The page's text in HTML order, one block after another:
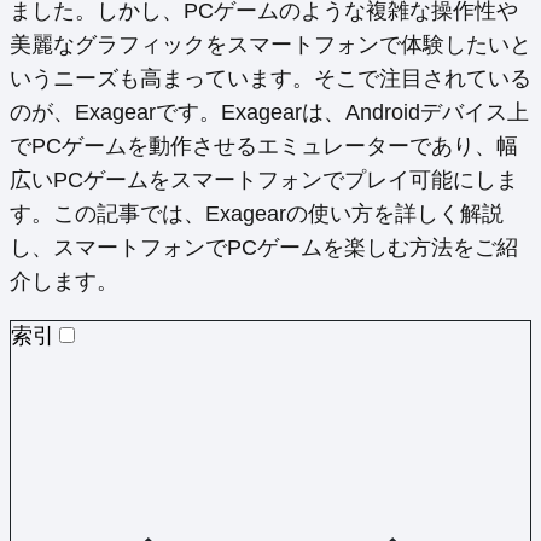
ました。しかし、PCゲームのような複雑な操作性や
美麗なグラフィックをスマートフォンで体験したいと
いうニーズも高まっています。そこで注目されている
のが、Exagearです。Exagearは、Androidデバイス上
でPCゲームを動作させるエミュレーターであり、幅
広いPCゲームをスマートフォンでプレイ可能にしま
す。この記事では、Exagearの使い方を詳しく解説
し、スマートフォンでPCゲームを楽しむ方法をご紹
介します。
索引